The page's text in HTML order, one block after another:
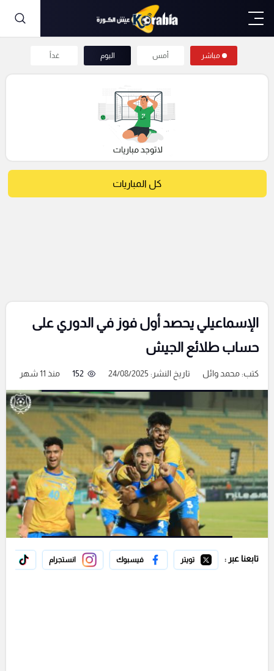
مباشر أمس اليوم غداً
كل المباريات
الإسماعيلي يحصد أول فوز في الدوري على
حساب طلائع الجيش
كتب:محمد وائل تاريخ النشر: 24/08/2025 152 منذ 11 شهر
تابعنا عبر : تويتر فيسبوك انستجرام